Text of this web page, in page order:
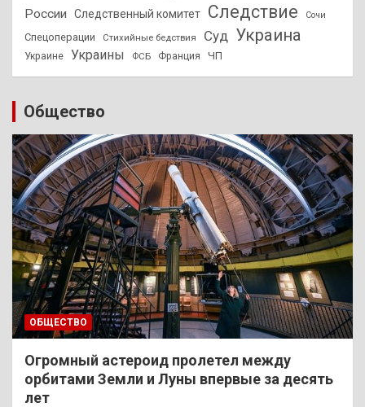
России
Следственный комитет Следствие Сочи
Спецоперации Стихийные бедствия Суд Украина
Украине Украины ФСБ Франция ЧП
Общество
ОБЩЕСТВО
Огромный астероид пролетел между
орбитами Земли и Луны впервые за десять
лет